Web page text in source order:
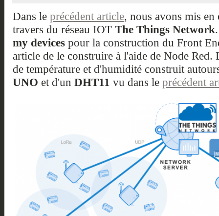
Dans le précédent article, nous avons mis
travers du réseau IOT The Things Network
my devicespour la construction du Front
article de le construire à l'aide de Node Red.
de température et d'humidité construit
UNO et d'un DHT11 vu dans le précédent